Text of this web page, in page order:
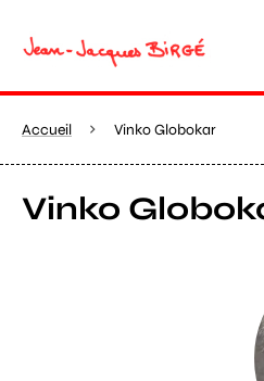
Accueil Vinko Globokar
Vinko